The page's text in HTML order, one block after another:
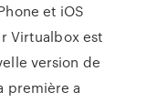
et iOS
Virtualbox est
version de
première a